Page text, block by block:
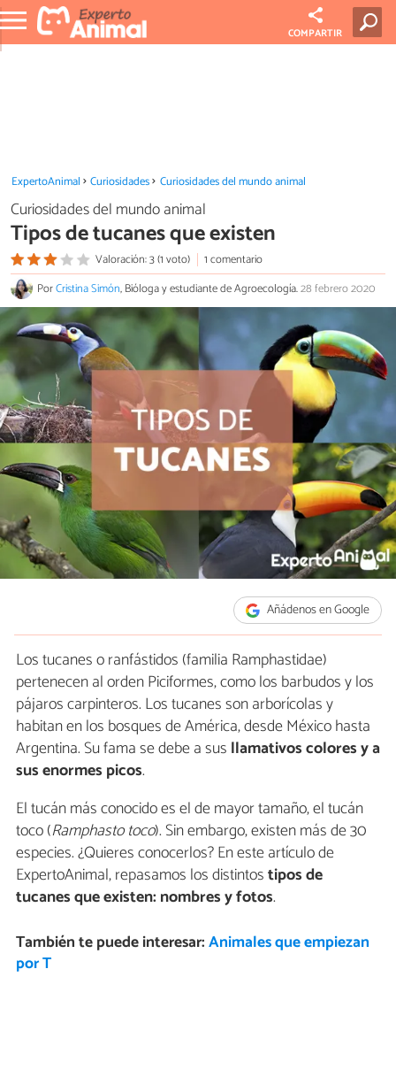
COMPARTIR
ExpertoAnimal Curiosidades Curiosidades del mundo animal
Curiosidades del mundo animal
Tipos de tucanes que existen
Valoración: 3 (1 voto)
1 comentario
PorCristina Simón, Bióloga y estudiante de Agroecología.28 febrero 2020
Añádenos en Google
Los tucanes o ranfástidos (familia Ramphastidae)
pertenecen al orden Piciformes, como los barbudos y los
pájaros carpinteros. Los tucanes son arborícolas y
habitan en los bosques de América, desde México hasta
Argentina. Su fama se debe a sus llamativos colores y a
sus enormes picos.
El tucán más conocido es el de mayor tamaño, el tucán
toco (Ramphasto toco). Sin embargo, existen más de 30
especies. ¿Quieres conocerlos? En este artículo de
ExpertoAnimal, repasamos los distintostipos de
tucanes que existen: nombres y fotos.
También te puede interesar:Animales que empiezan
por T